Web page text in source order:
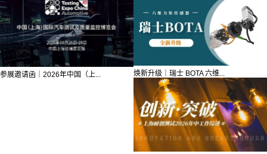
参展邀请函｜2026年中国（上... 焕新升级｜瑞士 BOTA 六维...